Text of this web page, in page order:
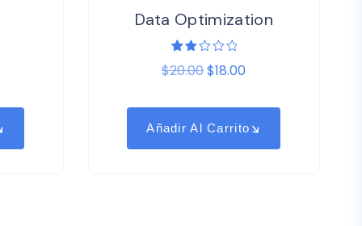
Data Optimization
2.00
sobre
puntuación
de
cliente
$20.00$18.00
Añadir Al Carrito